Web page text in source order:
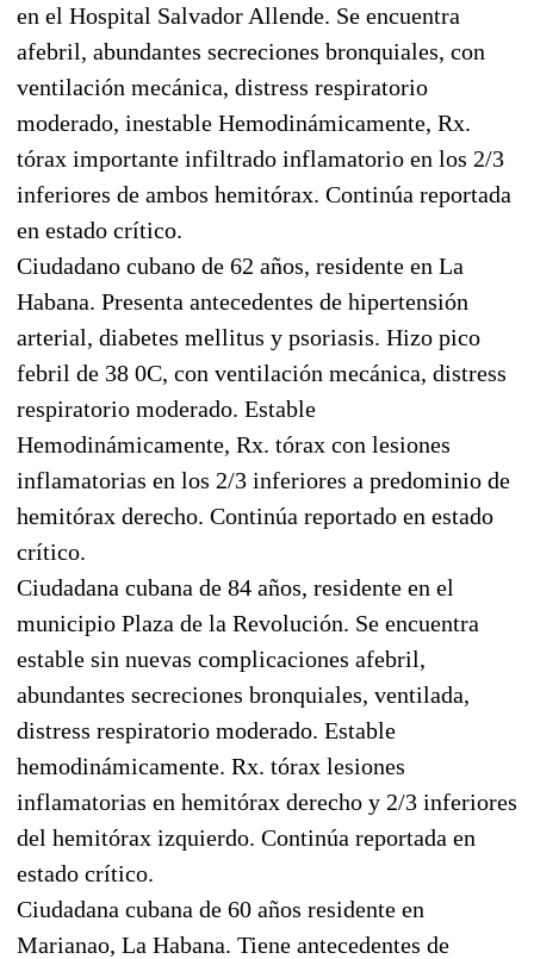
en el Hospital Salvador Allende. Se encuentra
afebril, abundantes secreciones bronquiales, con
ventilación mecánica, distress respiratorio
moderado, inestable Hemodinámicamente, Rx.
tórax importante infiltrado inflamatorio en los 2/3
inferiores de ambos hemitórax. Continúa reportada
en estado crítico.
Ciudadano cubano de 62 años, residente en La
Habana. Presenta antecedentes de hipertensión
arterial, diabetes mellitus y psoriasis. Hizo pico
febril de 38 0C, con ventilación mecánica, distress
respiratorio moderado. Estable
Hemodinámicamente, Rx. tórax con lesiones
inflamatorias en los 2/3 inferiores a predominio de
hemitórax derecho. Continúa reportado en estado
crítico.
Ciudadana cubana de 84 años, residente en el
municipio Plaza de la Revolución. Se encuentra
estable sin nuevas complicaciones afebril,
abundantes secreciones bronquiales, ventilada,
distress respiratorio moderado. Estable
hemodinámicamente. Rx. tórax lesiones
inflamatorias en hemitórax derecho y 2/3 inferiores
del hemitórax izquierdo. Continúa reportada en
estado crítico.
Ciudadana cubana de 60 años residente en
Marianao, La Habana. Tiene antecedentes de